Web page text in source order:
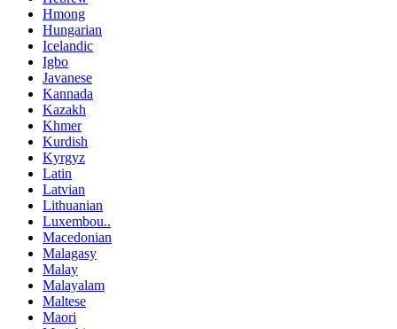
Hmong
Hungarian
Icelandic
Igbo
Javanese
Kannada
Kazakh
Khmer
Kurdish
Kyrgyz
Latin
Latvian
Lithuanian
Luxembou..
Macedonian
Malagasy
Malay
Malayalam
Maltese
Maori